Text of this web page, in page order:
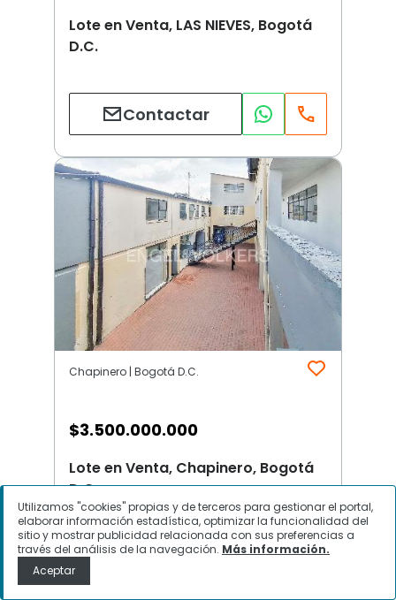
Lote en Venta, LAS NIEVES, Bogotá
D.C.
Contactar
Chapinero | Bogotá D.C.
$3.500.000.000
Lote en Venta, Chapinero, Bogotá
D.C.
Contactar
Utilizamos "cookies" propias y de terceros para gestionar el portal,
elaborar información estadística, optimizar la funcionalidad del
sitio y mostrar publicidad relacionada con sus preferencias a
través del análisis de la navegación. Más información.
Aceptar